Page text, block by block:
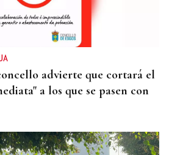
entre dos coches en la
de Outariz
advierte que cortará el
a los que se pasen con